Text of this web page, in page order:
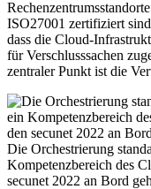
ISO27001 zertifiziert
dass die Cloud-
für Verschlusssachen
zentraler Punkt ist die
Die Orchestrierung
Kompetenzbereich des
secunet 2022 an Bord